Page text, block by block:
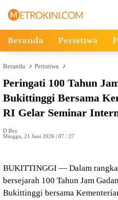
Beranda Peristiwa
Beranda Peristiwa
Peringati 100 Tahun
Bukittinggi Bersama
RI Gelar Seminar
D Boy
Minggu, 21 Juni 2026 | 07 : 27
BUKITTINGGI — Dalam
bersejarah 100 Tahun Jam
Bukittinggi bersama